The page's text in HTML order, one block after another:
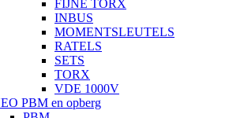
FIJNE TORX
INBUS
MOMENTSLEUTELS
RATELS
SETS
TORX
VDE 1000V
PBM en opberg